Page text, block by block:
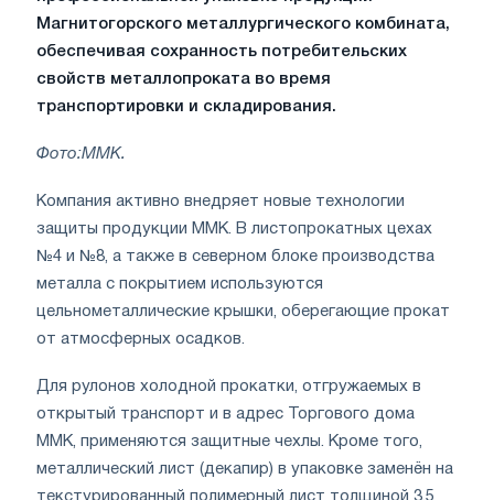
Магнитогорского металлургического комбината,
обеспечивая сохранность потребительских
свойств металлопроката во время
транспортировки и складирования.
Фото:ММК.
Компания активно внедряет новые технологии
защиты продукции ММК. В листопрокатных цехах
№4 и №8, а также в северном блоке производства
металла с покрытием используются
цельнометаллические крышки, оберегающие прокат
от атмосферных осадков.
Для рулонов холодной прокатки, отгружаемых в
открытый транспорт и в адрес Торгового дома
ММК, применяются защитные чехлы. Кроме того,
металлический лист (декапир) в упаковке заменён на
текстурированный полимерный лист толщиной 3,5